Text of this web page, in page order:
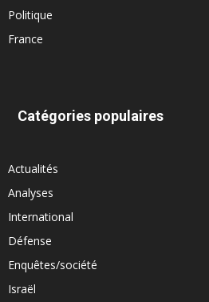
Politique
France
Catégories populaires
Actualités
Analyses
International
Défense
Enquêtes/société
Israël